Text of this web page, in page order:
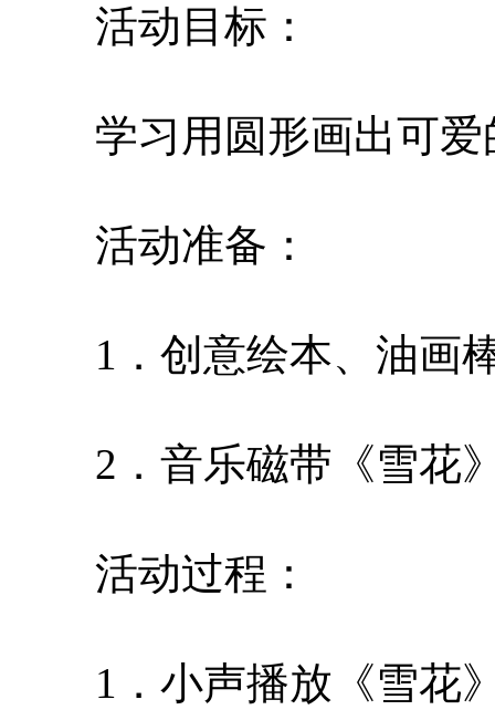
活动目标：
学习用圆形画出可爱
活动准备：
1．创意绘本、油画
2．音乐磁带《雪花
活动过程：
1．小声播放《雪花》